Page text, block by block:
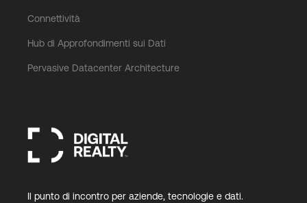
Connettività
Hub di Approfondimenti sui Dati
Pervasive Datacenter Architecture
Il punto di incontro per aziende, tecnologie e dati.